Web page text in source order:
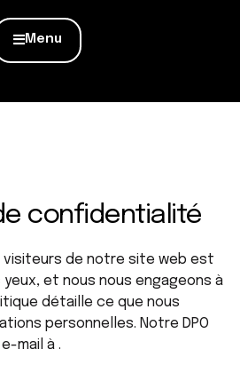
Menu
confidentialité
visiteurs de notre site web est
et nous nous engageons à
détaille ce que nous
personnelles. Notre DPO
mail à .